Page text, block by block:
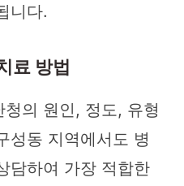
니다.
료 방법
의 원인, 정도, 유형
성동 지역에서도 병
담하여 가장 적합한